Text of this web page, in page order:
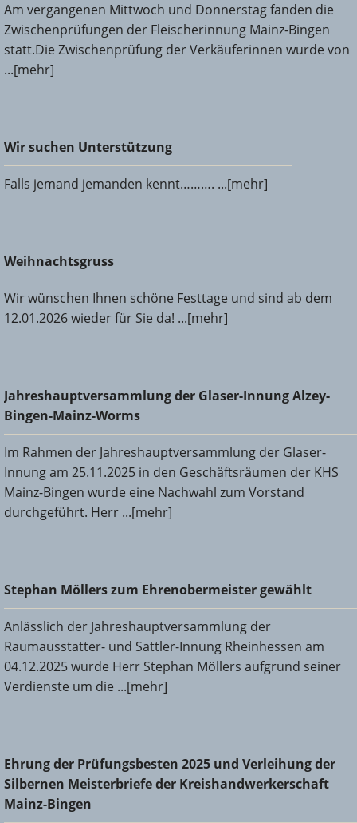
Am vergangenen Mittwoch und Donnerstag fanden die
Zwischenprüfungen der Fleischerinnung Mainz-Bingen
statt.Die Zwischenprüfung der Verkäuferinnen wurde von
...[mehr]
Wir suchen Unterstützung
Wir suchen Unterstützung
Falls jemand jemanden kennt………. ...[mehr]
Weihnachtsgruss
Weihnachtsgruss
Wir wünschen Ihnen schöne Festtage und sind ab dem
12.01.2026 wieder für Sie da! ...[mehr]
Jahreshauptversammlung der Glaser-Innung Alzey-Bingen-
Mainz-Worms
Jahreshauptversammlung der Glaser-Innung Alzey-
Bingen-Mainz-Worms
Im Rahmen der Jahreshauptversammlung der Glaser-
Innung am 25.11.2025 in den Geschäftsräumen der KHS
Mainz-Bingen wurde eine Nachwahl zum Vorstand
durchgeführt. Herr ...[mehr]
Stephan Möllers zum Ehrenobermeister gewählt
Stephan Möllers zum Ehrenobermeister gewählt
Anlässlich der Jahreshauptversammlung der
Raumausstatter- und Sattler-Innung Rheinhessen am
04.12.2025 wurde Herr Stephan Möllers aufgrund seiner
Verdienste um die ...[mehr]
Ehrung der Prüfungsbesten 2025 und Verleihung der
Silbernen Meisterbriefe der Kreishandwerkerschaft Mainz-
Bingen
Ehrung der Prüfungsbesten 2025 und Verleihung der
Silbernen Meisterbriefe der Kreishandwerkerschaft
Mainz-Bingen